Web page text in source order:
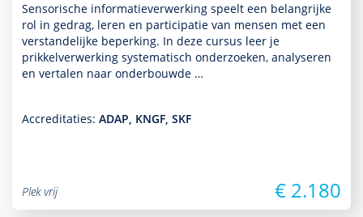
Sensorische infor­matieverwerking speelt een belang­rijke
rol in gedrag, leren en participatie van mensen met een
ver­stande­lijke beper­king. In deze cursus leer je
prikkelverwerking syste­ma­tisch onder­zoeken, analyseren
en vertalen naar onderbouwde …
Accreditaties: ADAP, KNGF, SKF
Plek vrij € 2.180